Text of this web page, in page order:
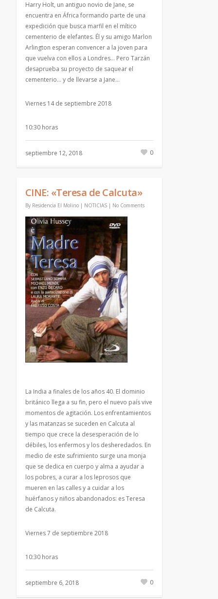
Harry Holt, un antiguo novio de Jane, se
encuentra en África formando parte de una
expedición que busca marfil en el mítico
cementerio de elefantes. Él y su amigo Marlon
Arlington esperan convencer a la joven para
que vuelva con ellos a Londres… Pero Tarzán
desaprueba su proyecto de saquear el
cementerio… y de llevarse a Jane…
Viernes 14 de septiembre 2018
10:30 horas
septiembre 12, 2018 0
CINE: «Teresa de Calcuta»
By Residencia El Molino | NOTICIAS | No Comments
La India a finales de los años 40. El dominio
británico llega a su fin, pero el nuevo país vive
momentos de agitación. Los enfrentamientos
y las matanzas se suceden en Calcuta al
tiempo que crece la desesperación de lo
débiles, los enfermos y los desheredados. En
medio de este sufrimiento surge una monja
que se dedica en cuerpo y alma a ayudar a
los pobres, a curar a los leprosos que
mueren en las calles y a cuidar a los
huérfanos y niños abandonados: es Teresa
de Calcuta.
Viernes 7 de septiembre 2018
10:30 horas
septiembre 6, 2018 0